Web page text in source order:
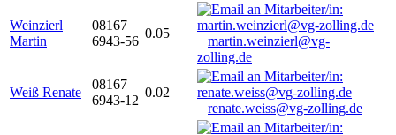
Weinzierl
Martin
08167
6943-56
0.05
martin.weinzierl@vg-
zolling.de
Weiß Renate
08167
6943-12
0.02
renate.weiss@vg-zolling.de